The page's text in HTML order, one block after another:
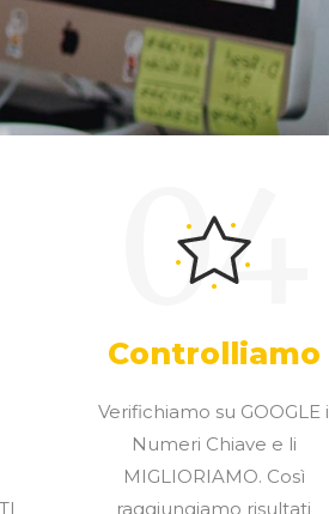
Controlliamo
04
Verifichiamo su GOOGLE i
Numeri Chiave e li
MIGLIORIAMO. Così
raggiungiamo risultati